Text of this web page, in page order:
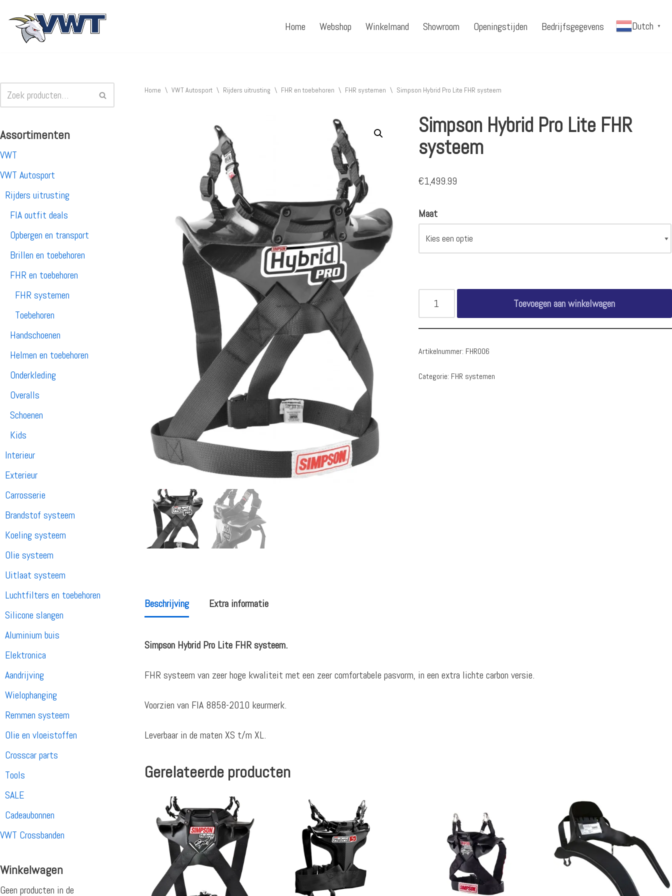
Ga
Home Webshop Winkelmand Showroom Openingstijden Bedrijfsgegevens Dutch ▼
Assortimenten
VWT
VWT Autosport
Rijders uitrusting
FIA outfit deals
Opbergen en transport
Brillen en toebehoren
FHR en toebehoren
FHR systemen
Toebehoren
Handschoenen
Helmen en toebehoren
Onderkleding
Overalls
Schoenen
Kids
Interieur
Exterieur
Carrosserie
Brandstof systeem
Koeling systeem
Olie systeem
Uitlaat systeem
Luchtfilters en toebehoren
Silicone slangen
Aluminium buis
Elektronica
Aandrijving
Wielophanging
Remmen systeem
Olie en vloeistoffen
Crosscar parts
Tools
SALE
Cadeaubonnen
VWT Crossbanden
Winkelwagen
Geen producten in de
Home \ VWT Autosport \ Rijders uitrusting \ FHR en toebehoren \ FHR systemen \ Simpson Hybrid Pro Lite FHR systeem
Simpson Hybrid Pro Lite FHR
systeem
€1,499.99
Maat
Toevoegen aan winkelwagen
Artikelnummer: FHR006
Categorie: FHR systemen
Beschrijving Extra informatie
Simpson Hybrid Pro Lite FHR systeem.
FHR systeem van zeer hoge kwaliteit met een zeer comfortabele pasvorm, in een extra lichte carbon versie.
Voorzien van FIA 8858-2010 keurmerk.
Leverbaar in de maten XS t/m XL.
Gerelateerde producten